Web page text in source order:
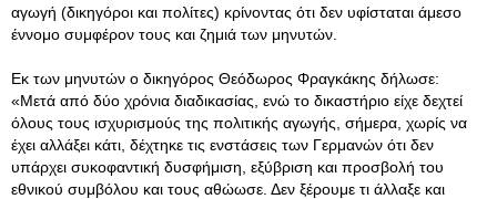
αγωγή (δικηγόροι και πολίτες) κρίνοντας ότι δεν υφίσταται άμεσο
έννομο συμφέρον τους και ζημιά των μηνυτών.
Εκ των μηνυτών ο δικηγόρος Θεόδωρος Φραγκάκης δήλωσε:
«Μετά από δύο χρόνια διαδικασίας, ενώ το δικαστήριο είχε δεχτεί
όλους τους ισχυρισμούς της πολιτικής αγωγής, σήμερα, χωρίς να
έχει αλλάξει κάτι, δέχτηκε τις ενστάσεις των Γερμανών ότι δεν
υπάρχει συκοφαντική δυσφήμιση, εξύβριση και προσβολή του
εθνικού συμβόλου και τους αθώωσε. Δεν ξέρουμε τι άλλαξε και